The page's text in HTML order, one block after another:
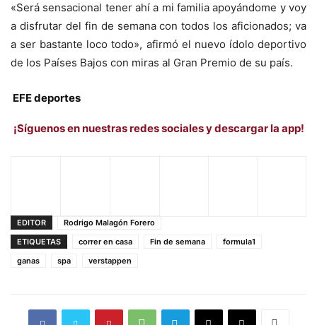
«Será sensacional tener ahí a mi familia apoyándome y voy
a disfrutar del fin de semana con todos los aficionados; va
a ser bastante loco todo», afirmó el nuevo ídolo deportivo
de los Países Bajos con miras al Gran Premio de su país.
EFE deportes
¡Síguenos en nuestras redes sociales y descargar la app!
EDITOR
Rodrigo Malagón Forero
ETIQUETAS
correr en casa Fin de semana
formula1
ganas
spa verstappen